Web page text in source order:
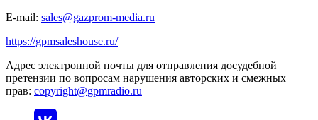
E-mail: sales@gazprom-media.ru
https://gpmsaleshouse.ru/
Адрес электронной почты для отправления досудебной
претензии по вопросам нарушения авторских и смежных
прав: copyright@gpmradio.ru